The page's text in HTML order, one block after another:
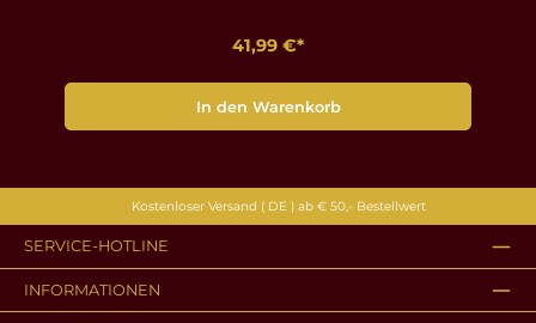
41,99 €*
In den Warenkorb
Kostenloser Versand ( DE ) ab € 50,- Bestellwert
SERVICE-HOTLINE
INFORMATIONEN